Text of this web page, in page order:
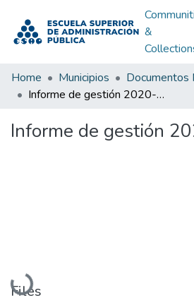
&
Home Municipios
Documentos
Informe de gestión 2020-2023
Informe de gestión
Loading...
Files